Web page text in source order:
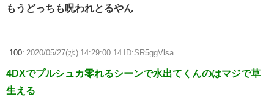
もうどっちも呪われとるやん
100: 2020/05/27(水) 14:29:00.14 ID:SR5ggVlsa
4DXでプルシュカ零れるシーンで水出てくんのはマジで草
生える